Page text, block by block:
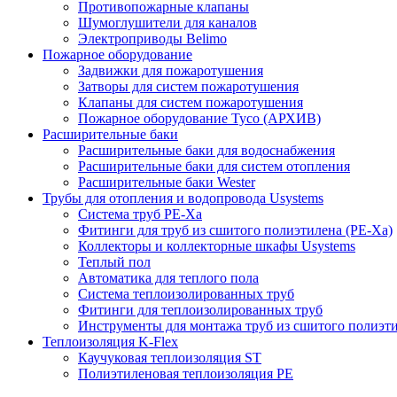
Противопожарные клапаны
Шумоглушители для каналов
Электроприводы Belimo
Пожарное оборудование
Задвижки для пожаротушения
Затворы для систем пожаротушения
Клапаны для систем пожаротушения
Пожарное оборудование Tyco (АРХИВ)
Расширительные баки
Расширительные баки для водоснабжения
Расширительные баки для систем отопления
Расширительные баки Wester
Трубы для отопления и водопровода Usystems
Система труб PE-Xa
Фитинги для труб из сшитого полиэтилена (PE-Xa)
Коллекторы и коллекторные шкафы Usystems
Теплый пол
Автоматика для теплого пола
Система теплоизолированных труб
Фитинги для теплоизолированных труб
Инструменты для монтажа труб из сшитого
Теплоизоляция K-Flex
Каучуковая теплоизоляция ST
Полиэтиленовая теплоизоляция PE